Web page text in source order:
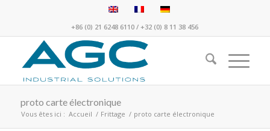
+86 (0) 21 6248 6110 /+32 (0) 8 11 38 456
proto carte électronique
Vous êtes ici : Accueil / Frittage / proto carte électronique